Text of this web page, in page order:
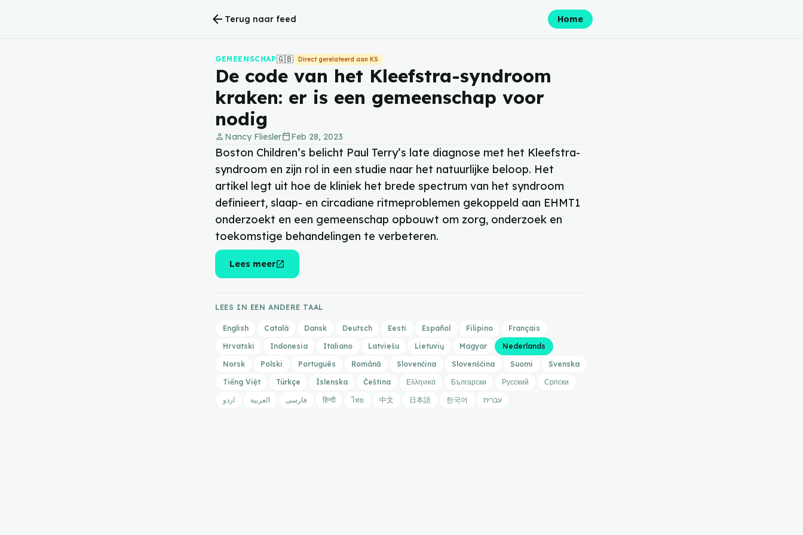
arrow_back Terug naar feed Home
GEMEENSCHAP🇬🇧 Direct gerelateerd aan KS
De code van het Kleefstra-syndroom
kraken: er is een gemeenschap voor
nodig
person Nancy Flieslercalendar_todayFeb 28, 2023
Boston Children’s belicht Paul Terry’s late diagnose met het Kleefstra-
syndroom en zijn rol in een studie naar het natuurlijke beloop. Het
artikel legt uit hoe de kliniek het brede spectrum van het syndroom
definieert, slaap- en circadiane ritmeproblemen gekoppeld aan EHMT1
onderzoekt en een gemeenschap opbouwt om zorg, onderzoek en
toekomstige behandelingen te verbeteren.
Lees meeropen_in_new
LEES IN EEN ANDERE TAAL
English Català Dansk Deutsch Eesti Español Filipino
Français
Hrvatski
Indonesia Italiano Latviešu Lietuvių Magyar
Nederlands
Norsk
Polski Português Română Slovenčina Slovenščina Suomi
Svenska
Tiếng Việt
Türkçe Íslenska Čeština Ελληνικά Български Русский
Српски
اردو
العربية فارسی हिन्दी ไทย 中文 日本語 한국어 עברית